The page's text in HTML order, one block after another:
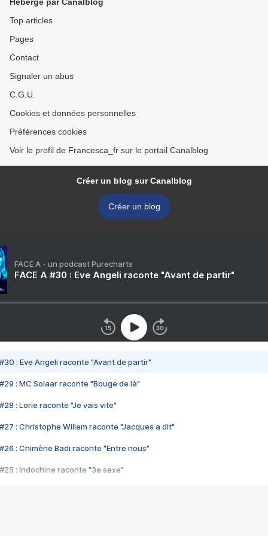
Top articles
Pages
Contact
Signaler un abus
C.G.U.
Cookies et données personnelles
Préférences cookies
Voir le profil de Francesca_fr sur le portail Canalblog
Créer un blog sur Canalblog
Créer un blog
FACE A - un podcast Purecharts
FACE A #30 : Eve Angeli raconte "Avant de partir"
#30 : Eve Angeli raconte "Avant de partir"
#29 : MC Solaar raconte "Bouge de là"
#28 : Lorie raconte "Je vais vite"
#27 : Christophe Willem raconte "Jacques a dit"
#26 : Chimène Badi raconte "Entre nous"
#25 : Indochine raconte "3e sexe"